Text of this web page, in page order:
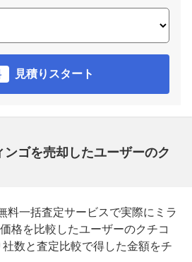
見積りスタート
ゴを売却したユーザーのク
料一括査定サービスで実際にミラ
格を比較したユーザーのクチコ
数と査定比較で得した金額をチ